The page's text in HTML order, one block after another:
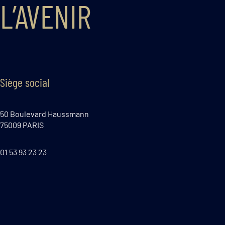
L’AVENIR
Siège social
50 Boulevard Haussmann
75009 PARIS
01 53 93 23 23